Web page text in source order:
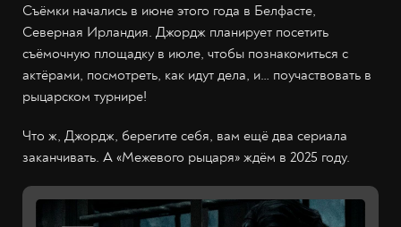
Съёмки начались в июне этого года в Белфасте,
Северная Ирландия. Джордж планирует посетить
съёмочную площадку в июле, чтобы познакомиться с
актёрами, посмотреть, как идут дела, и… поучаствовать в
рыцарском турнире!
Что ж, Джордж, берегите себя, вам ещё два сериала
заканчивать. А «Межевого рыцаря» ждём в 2025 году.